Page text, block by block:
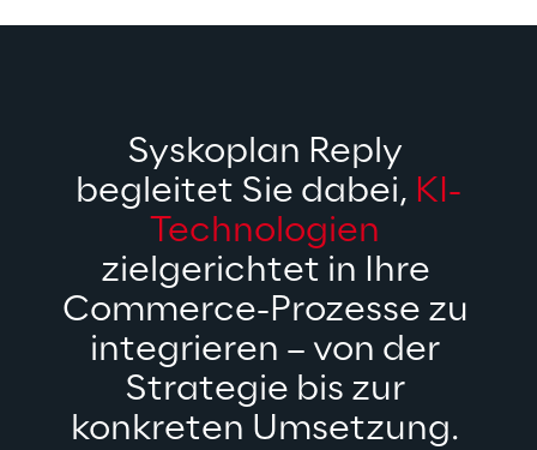
Syskoplan Reply
begleitet Sie dabei, KI-
Technologien
zielgerichtet in Ihre
Commerce-Prozesse zu
integrieren – von der
Strategie bis zur
konkreten Umsetzung.